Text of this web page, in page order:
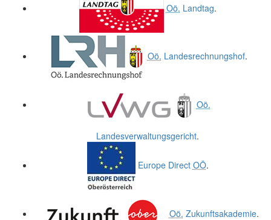
Oö. Landtag.
Oö. Landesrechnungshof.
Oö.
Landesverwaltungsgericht.
Europe Direct OÖ.
Oö. Zukunftsakademie.